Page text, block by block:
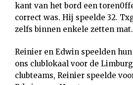
kant van het bord een
correct was. Hij speelde 32.
zelfs binnen enkele zetten mat.
Reinier en Edwin speelden
ons clublokaal voor de
clubteams, Reinier speelde